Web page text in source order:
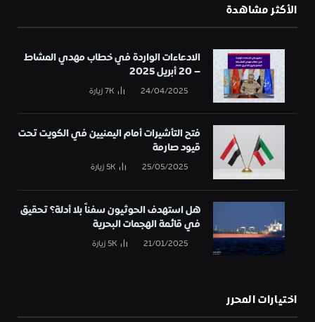
الأكثر مشاهدة
الادعاءات الواردة في خطاب مهدي المشاط
– 20 أبريل 2025
24/04/2025
7Kزيارة
فتح التأشيرات أمام اليمنيين في الكويت تحت
قيود صارمة
25/05/2025
5Kزيارة
هل استهدف الحوثيون سفناً بلا أدلة؟ تحقيق
في قائمة الهجمات البحرية
21/01/2025
5Kزيارة
اختيارات المحرر